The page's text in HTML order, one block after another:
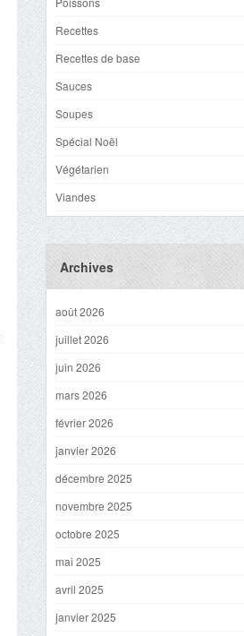
Recettes
Recettes de base
Sauces
Soupes
Spécial Noël
Végétarien
Viandes
Archives
août 2026
juillet 2026
juin 2026
mars 2026
février 2026
janvier 2026
décembre 2025
novembre 2025
octobre 2025
mai 2025
avril 2025
janvier 2025